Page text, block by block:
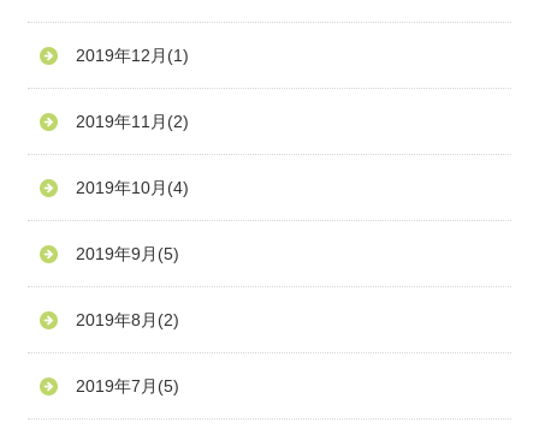
2019年12月 (1)
2019年11月 (2)
2019年10月 (4)
2019年9月 (5)
2019年8月 (2)
2019年7月 (5)